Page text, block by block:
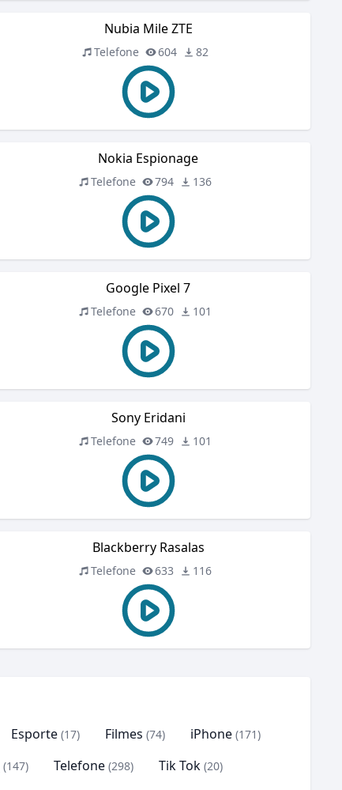
Nubia Mile ZTE
Telefone 604 82
Nokia Espionage
Telefone 794 136
Google Pixel 7
Telefone 670 101
Sony Eridani
Telefone 749 101
Blackberry Rasalas
Telefone 633 116
Esporte (17) Filmes (74) iPhone (171)
(147) Telefone (298) Tik Tok (20)